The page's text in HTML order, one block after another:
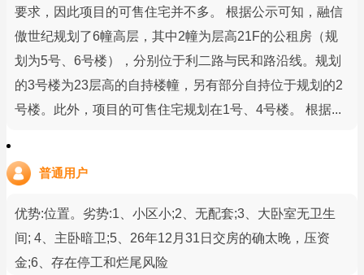
要求，因此项目的可售住宅并不多。 根据公示可知，融信
傲世纪规划了6幢高层，其中2幢为层高21F的公租房（规
划为5号、6号楼），分别位于利二路与民和路沿线。规划
的3号楼为23层高的自持楼幢，另有部分自持位于规划的2
号楼。此外，项目的可售住宅规划在1号、4号楼。 根据...
普通用户
优势:位置。劣势:1、小区小;2、无配套;3、大卧室无卫生
间; 4、主卧暗卫;5、26年12月31日交房的确太晚，压资
金;6、存在停工和烂尾风险